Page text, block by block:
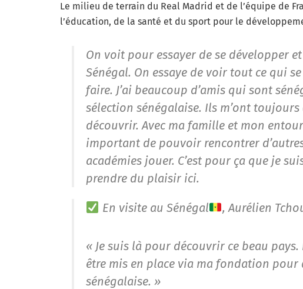
Le milieu de terrain du Real Madrid et de l’équipe de
l’éducation, de la santé et du sport pour le
On voit pour essayer de se développer
Sénégal. On essaye de voir tout ce qui
faire. J’ai beaucoup d’amis qui sont
sélection sénégalaise. Ils m’ont
découvrir. Avec ma famille et mon
important de pouvoir rencontrer
académies jouer. C’est pour ça que je
prendre du plaisir ici.
En visite au Sénégal , Aurélien
« Je suis là pour découvrir ce beau
être mis en place via ma fondation
sénégalaise. »